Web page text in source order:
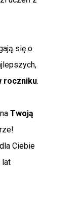
się o
roczniku.
Twoją
Ciebie
lat